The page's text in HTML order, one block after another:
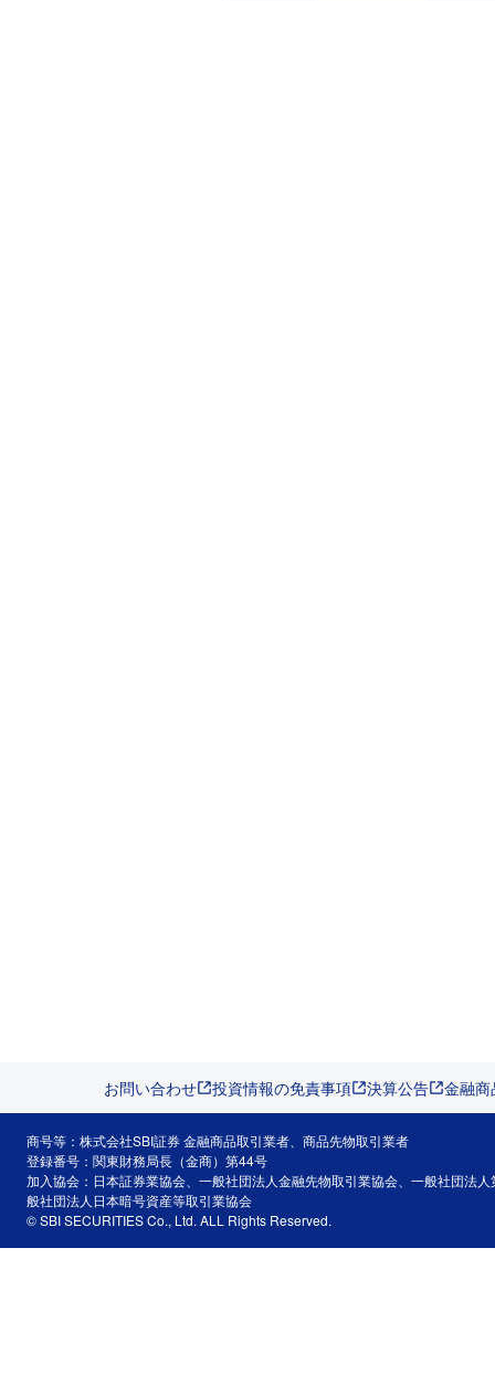
お問い合わせ 投資情報の免責事項 決算公告 金融
商号等：株式会社SBI証券 金融商品取引業者、商品先物取引業者
登録番号：関東財務局長（金商）第44号
加入協会：日本証券業協会、一般社団法人金融先物取引業協会、一般社団法
般社団法人日本暗号資産等取引業協会
© SBI SECURITIES Co., Ltd. ALL Rights Reserved.